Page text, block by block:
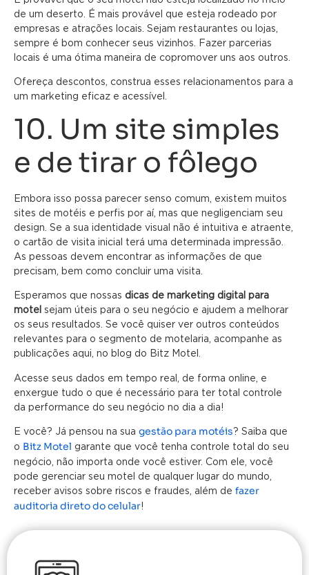
de um deserto. É mais provável que esteja rodeado por
empresas e atrações locais. Sejam restaurantes ou lojas,
sempre é bom conhecer seus vizinhos. Fazer parcerias
locais é uma ótima maneira de copromover uns aos outros.
Ofereça descontos, construa esses relacionamentos para a
um marketing eficaz e acessível.
10. Um site simples
e de tirar o fôlego
Embora isso possa parecer senso comum, existem muitos
sites de motéis e perfis por aí, mas que negligenciam seu
design. Se a sua identidade visual não é intuitiva e atraente,
o cartão de visita inicial terá uma determinada impressão.
As pessoas devem encontrar as informações de que
precisam, bem como concluir uma visita.
Esperamos que nossas dicas de marketing digital para
motel sejam úteis para o seu negócio e ajudem a melhorar
os seus resultados. Se você quiser ver outros conteúdos
relevantes para o segmento de motelaria, acompanhe as
publicações aqui, no blog do Bitz Motel.
Acesse seus dados em tempo real, de forma online, e
enxergue tudo o que é necessário para ter total controle
da performance do seu negócio no dia a dia!
E você? Já pensou na sua gestão para motéis? Saiba que
o Bitz Motel garante que você tenha controle total do seu
negócio, não importa onde você estiver. Com ele, você
pode gerenciar seu motel de qualquer lugar do mundo,
receber avisos sobre riscos e fraudes, além de fazer
auditoria direto do celular!